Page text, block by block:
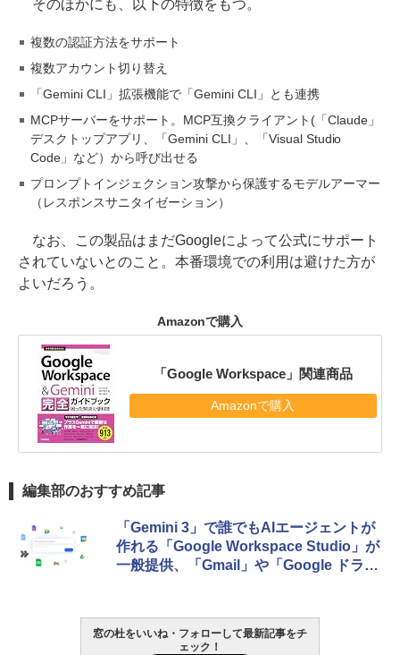
そのほかにも、以下の特徴をもつ。
複数の認証方法をサポート
複数アカウント切り替え
「Gemini CLI」拡張機能で「Gemini CLI」とも連携
MCPサーバーをサポート。MCP互換クライアント(「Claude」
デスクトップアプリ、「Gemini CLI」、「Visual Studio
Code」など）から呼び出せる
プロンプトインジェクション攻撃から保護するモデルアーマー
（レスポンスサニタイゼーション）
なお、この製品はまだGoogleによって公式にサポート
されていないとのこと。本番環境での利用は避けた方が
よいだろう。
Amazonで購入
「Google Workspace」関連商品
Amazonで購入
編集部のおすすめ記事
「Gemini 3」で誰でもAIエージェントが
作れる「Google Workspace Studio」が
一般提供、「Gmail」や「Google ドライ
窓の杜をいいね・フォローして最新記事をチ
ェック！